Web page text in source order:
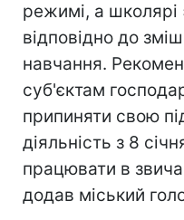
режимі, а школярі
відповідно до
навчання.
суб'єктам
припиняти свою
діяльність з 8
працювати в
додав міський